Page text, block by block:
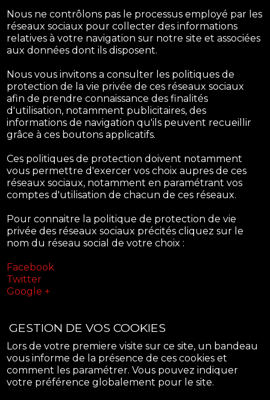
Nous ne contrôlons pas le processus employé par les
réseaux sociaux pour collecter des informations
relatives à votre navigation sur notre site et associées
aux données dont ils disposent.
Nous vous invitons a consulter les politiques de
protection de la vie privée de ces réseaux sociaux
afin de prendre connaissance des finalités
d'utilisation, notamment publicitaires, des
informations de navigation qu'ils peuvent recueillir
grâce à ces boutons applicatifs.
Ces politiques de protection doivent notamment
vous permettre d'exercer vos choix aupres de ces
réseaux sociaux, notamment en paramétrant vos
comptes d'utilisation de chacun de ces réseaux.
Pour connaitre la politique de protection de vie
privée des réseaux sociaux précités cliquez sur le
nom du réseau social de votre choix :
Facebook
Twitter
Google +
GESTION DE VOS COOKIES
Lors de votre premiere visite sur ce site, un bandeau
vous informe de la présence de ces cookies et
comment les paramétrer. Vous pouvez indiquer
votre préférence globalement pour le site.